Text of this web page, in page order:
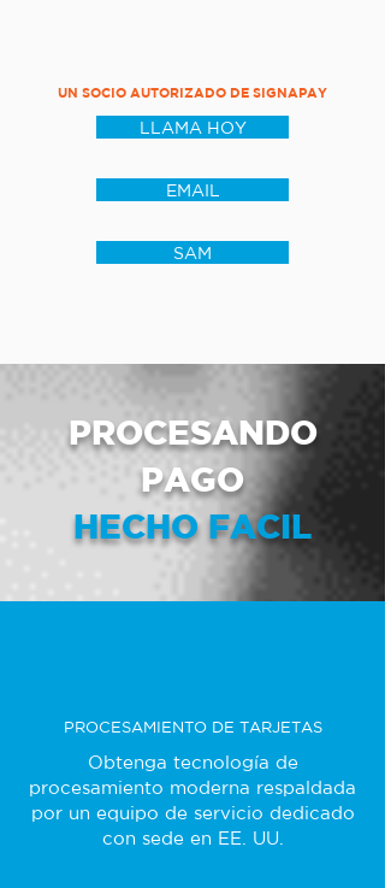
UN SOCIO AUTORIZADO DE SIGNAPAY
LLAMA HOY
EMAIL
SAM
PROCESANDO
PAGO
HECHO FACIL
PROCESAMIENTO DE TARJETAS
Obtenga tecnología de
procesamiento moderna respaldada
por un equipo de servicio dedicado
con sede en EE. UU.